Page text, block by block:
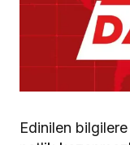
Edinilen